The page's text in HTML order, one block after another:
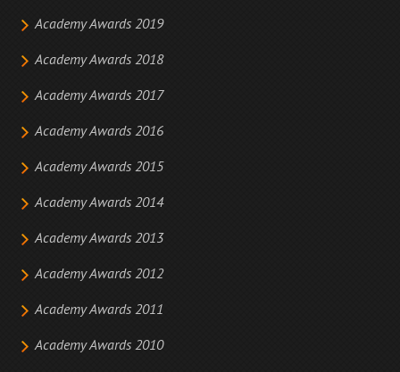
Academy Awards 2019
Academy Awards 2018
Academy Awards 2017
Academy Awards 2016
Academy Awards 2015
Academy Awards 2014
Academy Awards 2013
Academy Awards 2012
Academy Awards 2011
Academy Awards 2010